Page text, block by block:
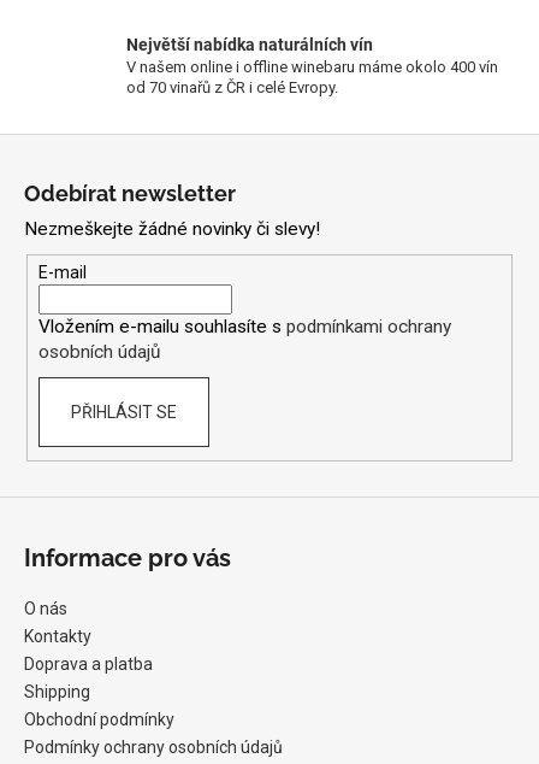
c
í
p
v
v
ý
s
Největší nabídka naturálních vín
V našem online i offline winebaru máme okolo 400 vín
od 70 vinařů z ČR i celé Evropy.
Odebírat newsletter
Nezmeškejte žádné novinky či slevy!
E-mail
Vložením e-mailu souhlasíte s podmínkami ochrany
osobních údajů
PŘIHLÁSIT SE
Informace pro vás
O nás
Kontakty
Doprava a platba
Shipping
Obchodní podmínky
Podmínky ochrany osobních údajů